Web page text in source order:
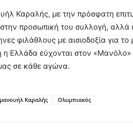
Καραλής, με την πρόσφατη
προσωπική του συλλογή, αλλά
φιλάθλους με αισιοδοξία για
Ελλάδα εύχονται στον «Μανόλο»
σε κάθε αγώνα.
Καραλής Ολυμπιακός